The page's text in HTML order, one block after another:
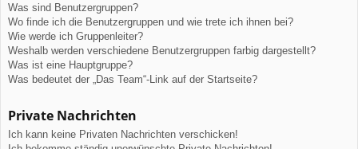
Was sind Benutzergruppen?
Wo finde ich die Benutzergruppen und wie trete ich ihnen bei?
Wie werde ich Gruppenleiter?
Weshalb werden verschiedene Benutzergruppen farbig dargestellt?
Was ist eine Hauptgruppe?
Was bedeutet der „Das Team“-Link auf der Startseite?
Private Nachrichten
Ich kann keine Privaten Nachrichten verschicken!